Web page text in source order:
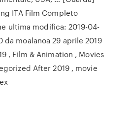
ITA Film Completo
ultima modifica: 2019-04-
da moalanoa 29 aprile 2019
, Film & Animation , Movies
After 2019 , movie